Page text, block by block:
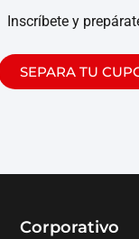
Inscríbete y
SEPARA TU
Corporativo